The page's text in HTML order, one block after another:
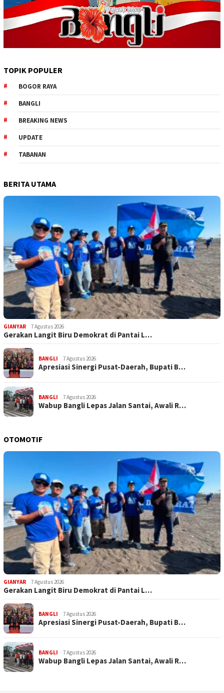
TOPIK POPULER
BOGOR RAYA
BANGLI
BREAKING NEWS
UPDATE
TABANAN
BERITA UTAMA
GIANYAR 7 Agustus 2026
Gerakan Langit Biru Demokrat di Pantai L…
BANGLI 7 Agustus 2026
Apresiasi Sinergi Pusat-Daerah, Bupati B…
BANGLI 7 Agustus 2026
Wabup Bangli Lepas Jalan Santai, Awali R…
OTOMOTIF
GIANYAR 7 Agustus 2026
Gerakan Langit Biru Demokrat di Pantai L…
BANGLI 7 Agustus 2026
Apresiasi Sinergi Pusat-Daerah, Bupati B…
BANGLI 7 Agustus 2026
Wabup Bangli Lepas Jalan Santai, Awali R…